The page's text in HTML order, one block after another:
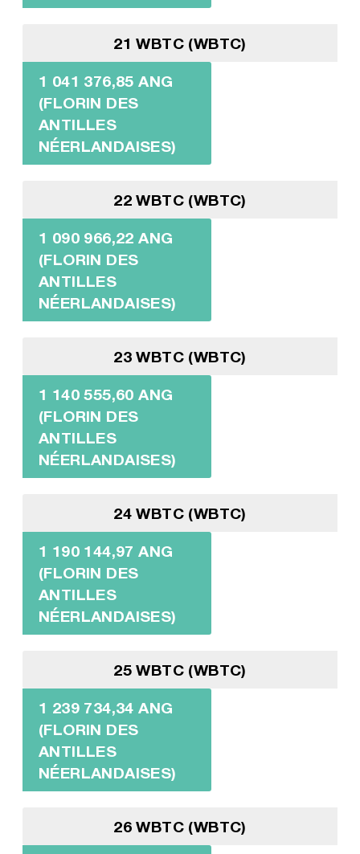
21 WBTC (WBTC)
1 041 376,85 ANG
(FLORIN DES
ANTILLES
NÉERLANDAISES)
22 WBTC (WBTC)
1 090 966,22 ANG
(FLORIN DES
ANTILLES
NÉERLANDAISES)
23 WBTC (WBTC)
1 140 555,60 ANG
(FLORIN DES
ANTILLES
NÉERLANDAISES)
24 WBTC (WBTC)
1 190 144,97 ANG
(FLORIN DES
ANTILLES
NÉERLANDAISES)
25 WBTC (WBTC)
1 239 734,34 ANG
(FLORIN DES
ANTILLES
NÉERLANDAISES)
26 WBTC (WBTC)